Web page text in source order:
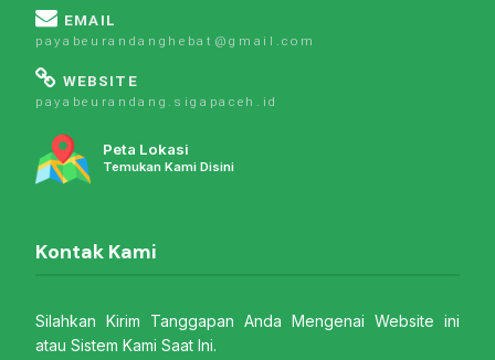
EMAIL
payabeurandanghebat@gmail.com
WEBSITE
payabeurandang.sigapaceh.id
Peta Lokasi
Temukan Kami Disini
Kontak Kami
Silahkan Kirim Tanggapan Anda Mengenai Website ini
atau Sistem Kami Saat Ini.